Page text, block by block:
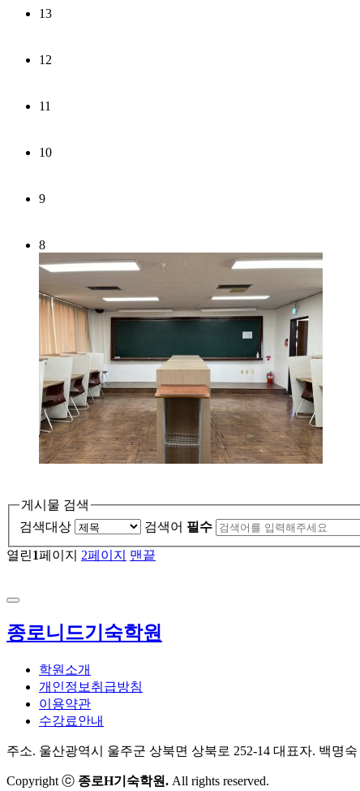
13
12
11
10
9
8
게시물 검색
검색대상
검색어 필수
열린1페이지 2페이지 맨끝
종로니드기숙학원
학원소개
개인정보취급방침
이용약관
수강료안내
주소. 울산광역시 울주군 상북면 상북로 252-14 대표자. 백명숙
Copyright ⓒ 종로H기숙학원. All rights reserved.